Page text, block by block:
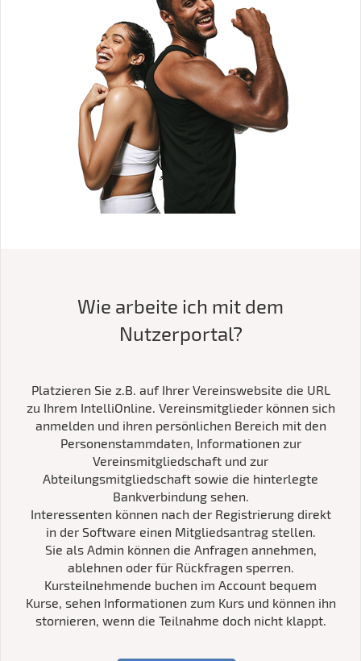
Wie arbeite ich mit dem
Nutzerportal?
Platzieren Sie z.B. auf Ihrer Vereinswebsite die URL
zu Ihrem IntelliOnline. Vereinsmitglieder können sich
anmelden und ihren persönlichen Bereich mit den
Personenstammdaten, Informationen zur
Vereinsmitgliedschaft und zur
Abteilungsmitgliedschaft sowie die hinterlegte
Bankverbindung sehen.
Interessenten können nach der Registrierung direkt
in der Software einen Mitgliedsantrag stellen.
Sie als Admin können die Anfragen annehmen,
ablehnen oder für Rückfragen sperren.
Kursteilnehmende buchen im Account bequem
Kurse, sehen Informationen zum Kurs und können ihn
stornieren, wenn die Teilnahme doch nicht klappt.